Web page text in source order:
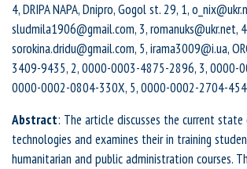
4, DRIPA NAPA, Dnipro, Gogol st. 29, 1,
sludmila1906@gmail.com, 3, romanuks@ukr.net,
sorokina.dridu@gmail.com, 5, irama3009@i.ua,
3409-9435, 2, 0000-0003-4875-2896, 3, 0000-
0000-0002-0804-330X, 5, 0000-0002-2704-
Abstract: The article discusses the current
technologies and examines their in training
humanitarian and public administration courses.